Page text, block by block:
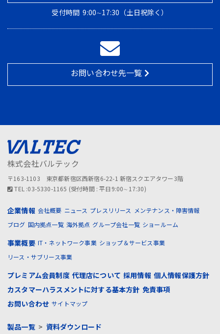
受付時間 9:00∼17:30（土日祝除く）
お問い合わせ先一覧
株式会社バルテック
〒163-1103 東京都新宿区西新宿6-22-1 新宿スクエアタワー3階
TEL :03-5330-1165 (受付時間 : 平日9:00∼17:30)
企業情報 会社概要 ニュース プレスリリース
メンテナンス・障害情報
ブログ 国内拠点一覧 海外拠点 グループ会社一覧 ショールーム
事業概要 IT・ネットワーク事業 ショップ＆サービス事業
リース・サブリース事業
プレミアム会員制度 代理店について 採用情報 個人情報保護方針
カスタマーハラスメントに対する基本方針 免責事項
お問い合わせ サイトマップ
製品一覧> 資料ダウンロード